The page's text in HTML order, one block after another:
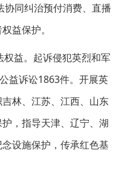
同纠治预付消费、直播
益保护。
益。起诉侵犯英烈和军
益诉讼1863件。开展英
林、江苏、江西、山东
，指导天津、辽宁、湖
设施保护，传承红色基